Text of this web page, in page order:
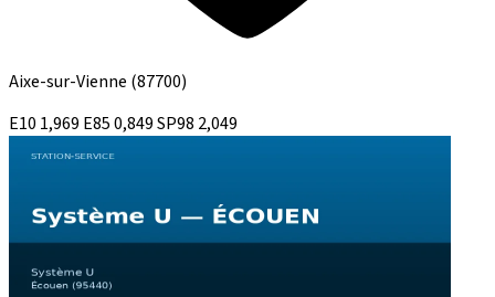
Aixe-sur-Vienne (87700)
E10 1,969 E850,849SP98 2,049